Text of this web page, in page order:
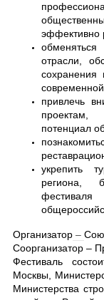
эффективно
отрасли,
сохранения
привлечь
проектам,
потенциал
укрепить
региона,
Организатор –
Соорганизатор –
Фестиваль
Москвы,
Министерства